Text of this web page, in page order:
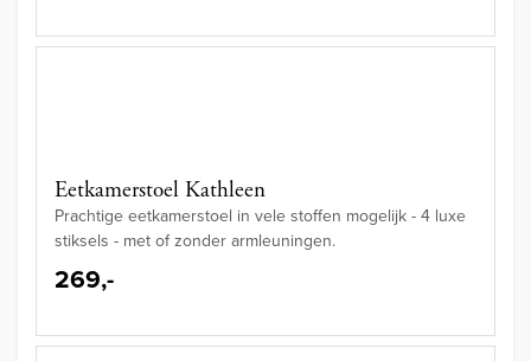
Eetkamerstoel Kathleen
Prachtige eetkamerstoel in vele stoffen mogelijk - 4 luxe
stiksels - met of zonder armleuningen.
269,-